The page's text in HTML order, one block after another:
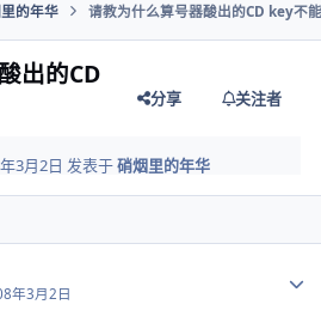
的年华 请教为什么算号器酸出的CD key不
出的CD
分享 关注者
3月2日 发表于硝烟里的年华
年3月2日